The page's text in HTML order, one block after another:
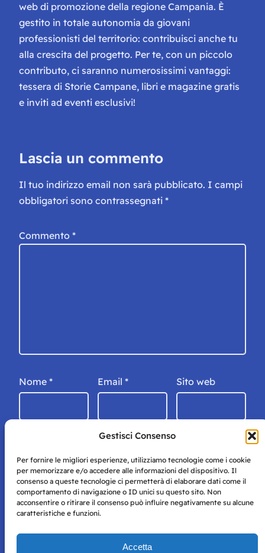
Gestisci Consenso
Per fornire le migliori esperienze, utilizziamo tecnologie come i cookie
per memorizzare e/o accedere alle informazioni del dispositivo. Il
consenso a queste tecnologie ci permetterà di elaborare dati come il
comportamento di navigazione o ID unici su questo sito. Non
acconsentire o ritirare il consenso può influire negativamente su alcune
caratteristiche e funzioni.
Accetta
web di promozione della regione Campania. È
gestito in totale autonomia da giovani
professionisti del territorio: contribuisci anche tu
alla crescita del progetto. Per te, con un piccolo
contributo, ci saranno numerosissimi vantaggi:
tessera di Storie Campane, libri e magazine gratis
e inviti ad eventi esclusivi!
Lascia un commento
Il tuo indirizzo email non sarà pubblicato. I campi
obbligatori sono contrassegnati *
Commento *
Nome * Email * Sito web
Storie di Napoli è una testata registrata presso il tribunale di